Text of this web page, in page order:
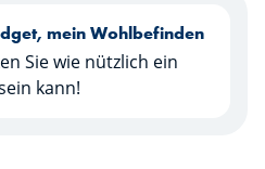
mein Wohlbefinden
Sie wie nützlich ein
kann!